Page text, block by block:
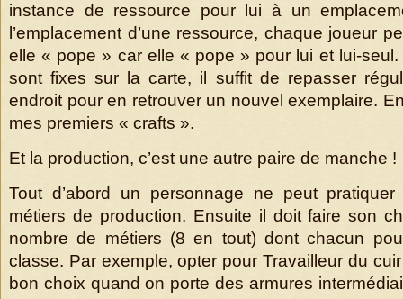
instance de ressource pour lui à un
l’emplacement d’une ressource, chaque joueur
elle « pope » car elle « pope » pour lui et lui-
sont fixes sur la carte, il suffit de repasser
endroit pour en retrouver un nouvel exemplaire.
mes premiers « crafts ».
Et la production, c’est une autre paire de manche !
Tout d’abord un personnage ne peut
métiers de production. Ensuite il doit faire son
nombre de métiers (8 en tout) dont chacun
classe. Par exemple, opter pour Travailleur du
bon choix quand on porte des armures